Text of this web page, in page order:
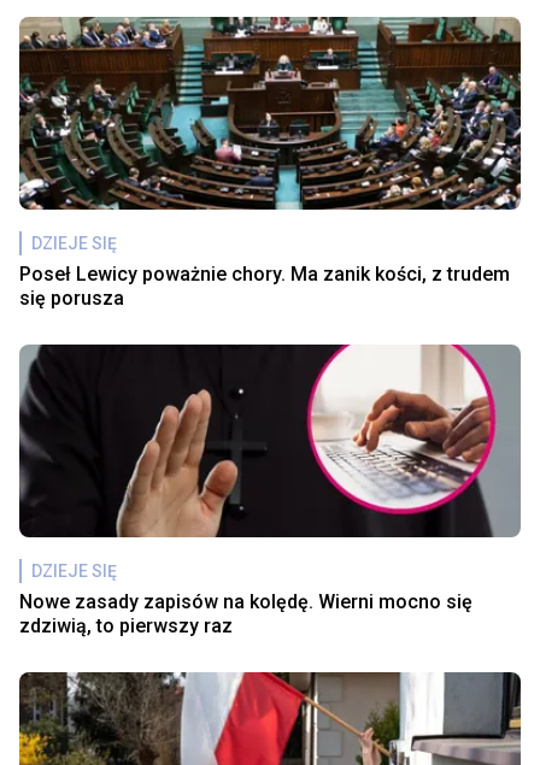
DZIEJE SIĘ
Poseł Lewicy poważnie chory. Ma zanik kości, z trudem
się porusza
DZIEJE SIĘ
Nowe zasady zapisów na kolędę. Wierni mocno się
zdziwią, to pierwszy raz